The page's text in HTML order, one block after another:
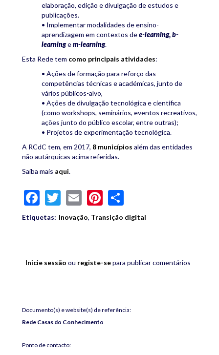
elaboração, edição e divulgação de estudos e
publicações.
• Implementar modalidades de ensino-
aprendizagem em contextos dee-learning, b-
learningem-learning.
Esta Rede tem como principais atividades:
• Ações de formação para reforço das
competências técnicas e académicas, junto de
vários públicos-alvo,
• Ações de divulgação tecnológica e científica
(como workshops, seminários, eventos recreativos,
ações junto do público escolar, entre outras);
• Projetos de experimentação tecnológica.
A RCdC tem, em 2017, 8 municípios além das entidades
não autárquicas acima referidas.
Saiba mais aqui.
Facebook
Twitter
EmailPinterest
Etiquetas: Inovação, Transição digital
Inicie sessão ou registe-separa publicar comentários
Documento(s) e website(s) de referência:
Rede Casas do Conhecimento
Ponto de contacto: